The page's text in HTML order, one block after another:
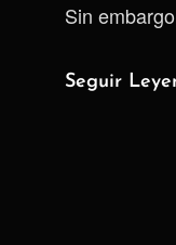
Sin
Seguir